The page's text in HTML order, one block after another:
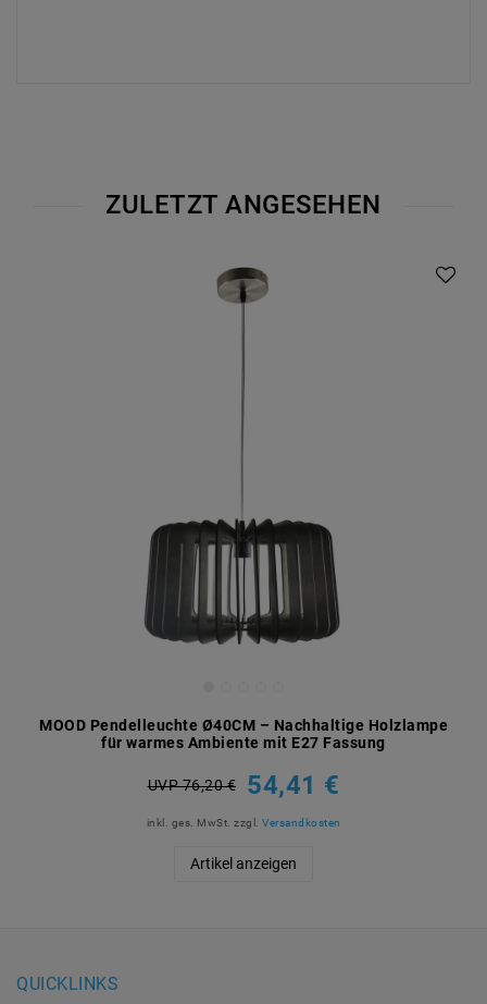
ZULETZT ANGESEHEN
MOOD Pendelleuchte Ø40CM – Nachhaltige Holzlampe
für warmes Ambiente mit E27 Fassung
UVP 76,20 € 54,41 €
inkl. ges. MwSt. zzgl. Versandkosten
Artikel anzeigen
QUICKLINKS